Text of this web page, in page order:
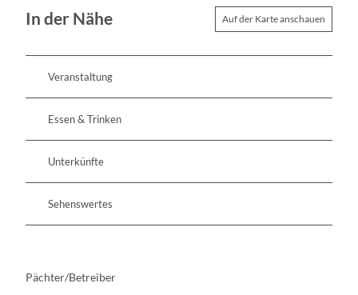
In der Nähe Auf der Karte anschauen
Veranstaltung
Essen & Trinken
Unterkünfte
Sehenswertes
Pächter/Betreiber